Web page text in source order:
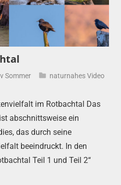
Sommer naturnahes Video
im Rotbachtal Das
abschnittsweise ein
das durch seine
beeindruckt. In den
Teil 1 und Teil 2“